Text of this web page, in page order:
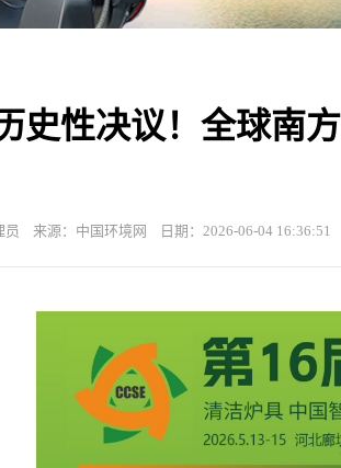
史性决议！全球南
来源：中国环境网 日期：2026-06-04 16:36:51